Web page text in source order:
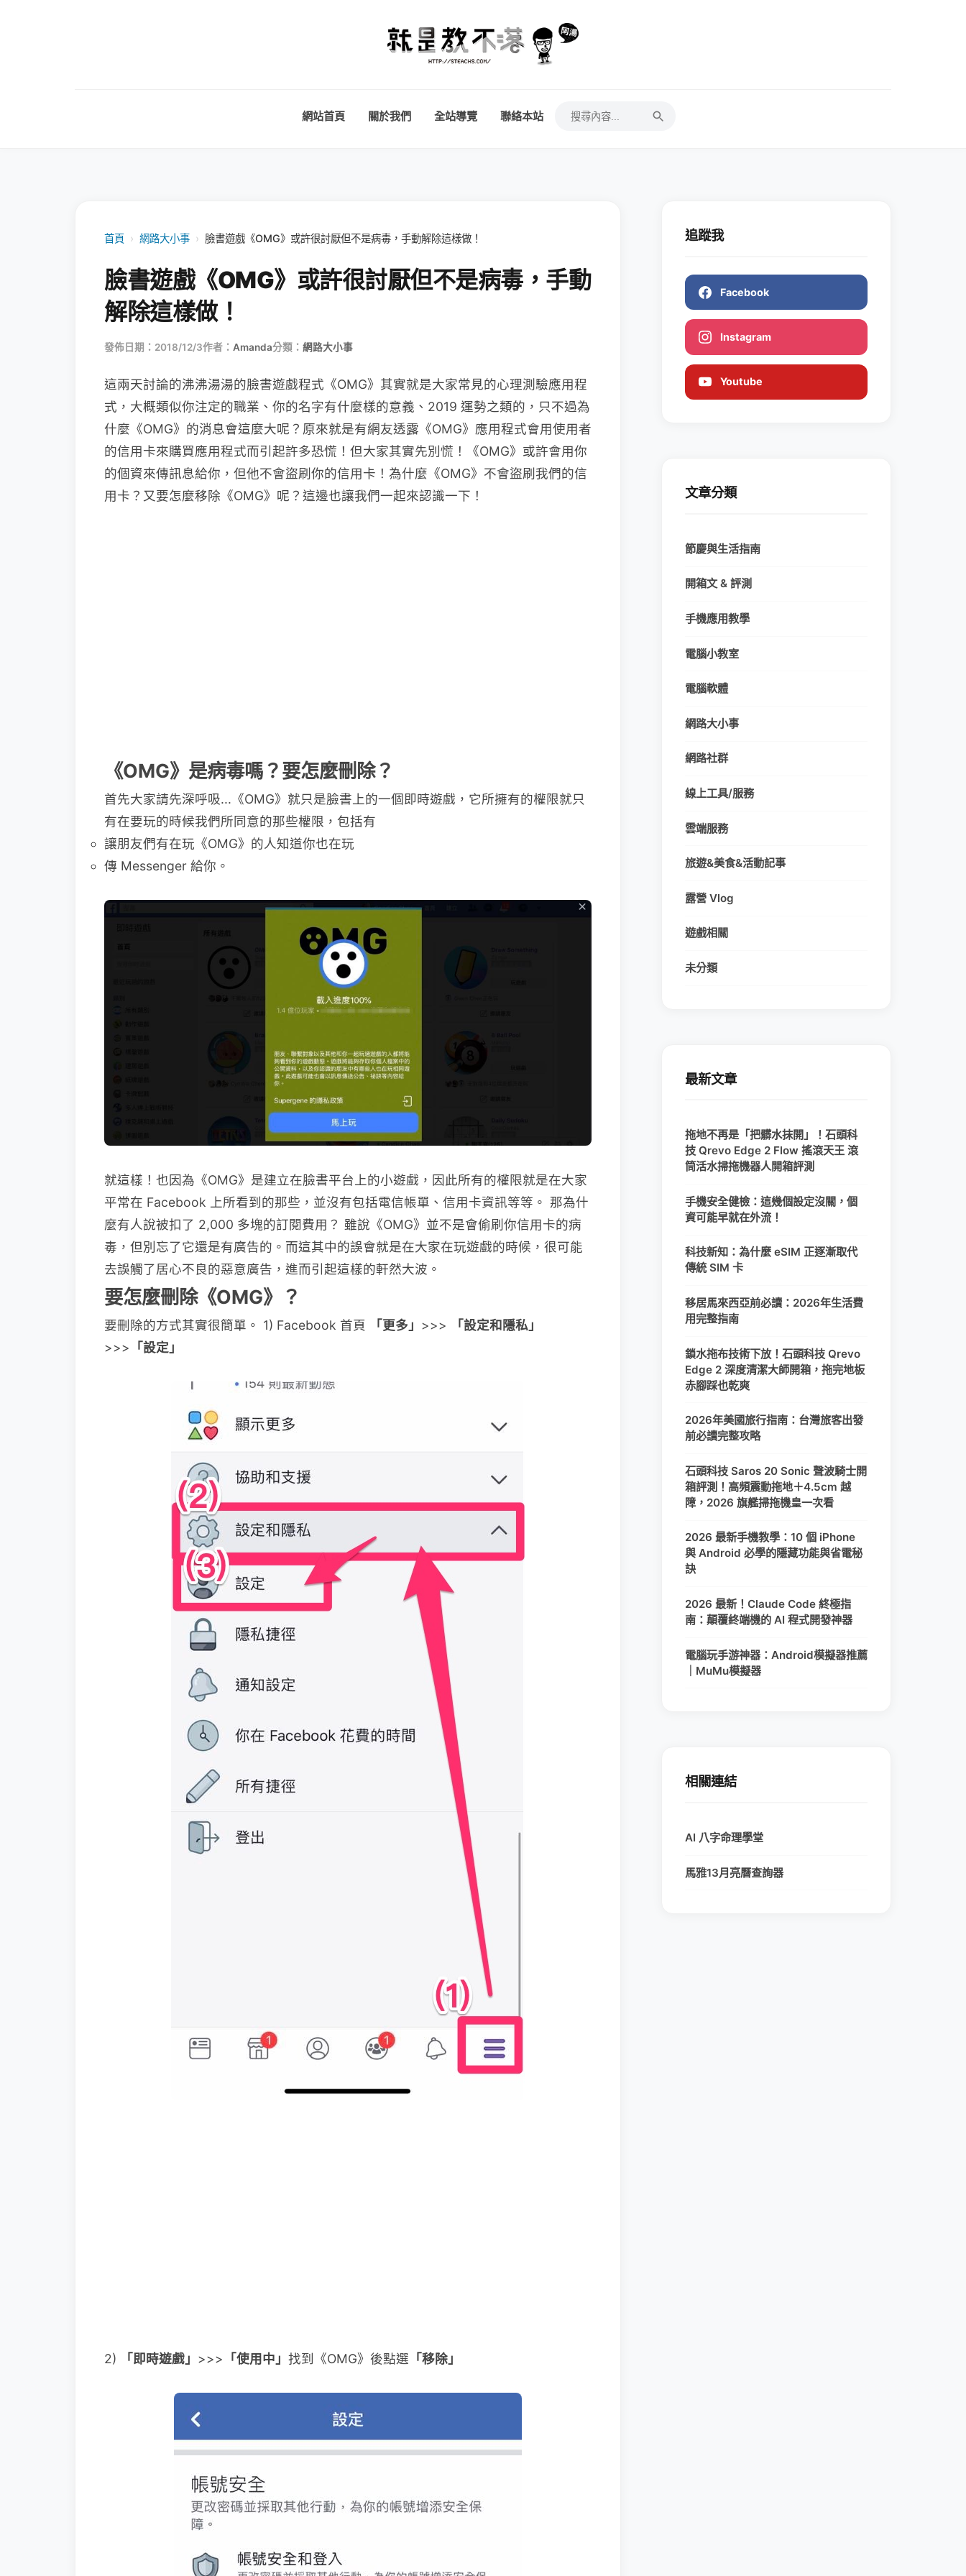
網站首頁 關於我們 全站導覽 聯絡本站
首頁 › 網路大小事 › 臉書遊戲《OMG》或許很討厭但不是病毒，手動解除這樣做！
臉書遊戲《OMG》或許很討厭但不是病毒，手動
解除這樣做！
發佈日期：2018/12/3作者： Amanda分類： 網路大小事
這兩天討論的沸沸湯湯的臉書遊戲程式《OMG》其實就是大家常見的心理測驗應用程
式，大概類似你注定的職業、你的名字有什麼樣的意義、2019 運勢之類的，只不過為
什麼《OMG》的消息會這麼大呢？原來就是有網友透露《OMG》應用程式會用使用者
的信用卡來購買應用程式而引起許多恐慌！但大家其實先別慌！《OMG》或許會用你
的個資來傳訊息給你，但他不會盜刷你的信用卡！為什麼《OMG》不會盜刷我們的信
用卡？又要怎麼移除《OMG》呢？這邊也讓我們一起來認識一下！
《OMG》是病毒嗎？要怎麼刪除？
首先大家請先深呼吸...《OMG》就只是臉書上的一個即時遊戲，它所擁有的權限就只
有在要玩的時候我們所同意的那些權限，包括有
讓朋友們有在玩《OMG》的人知道你也在玩
傳 Messenger 給你。
就這樣！也因為《OMG》是建立在臉書平台上的小遊戲，因此所有的權限就是在大家
平常在 Facebook 上所看到的那些，並沒有包括電信帳單、信用卡資訊等等。 那為什
麼有人說被扣了 2,000 多塊的訂閱費用？ 雖說《OMG》並不是會偷刷你信用卡的病
毒，但別忘了它還是有廣告的。而這其中的誤會就是在大家在玩遊戲的時候，很可能
去誤觸了居心不良的惡意廣告，進而引起這樣的軒然大波。
要怎麼刪除《OMG》？
要刪除的方式其實很簡單。 1) Facebook 首頁 「更多」 >>>
「設定和隱私」
>>> 「設定」
2) 「即時遊戲」 >>> 「使用中」 找到《OMG》後點選 「移除」
追蹤我
Facebook
Instagram
Youtube
文章分類
節慶與生活指南
開箱文 & 評測
手機應用教學
電腦小教室
電腦軟體
網路大小事
網路社群
線上工具/服務
雲端服務
旅遊&美食&活動記事
露營 Vlog
遊戲相關
未分類
最新文章
拖地不再是「把髒水抹開」！石頭科
技 Qrevo Edge 2 Flow 搖滾天王 滾
筒活水掃拖機器人開箱評測
手機安全健檢：這幾個設定沒關，個
資可能早就在外流！
科技新知：為什麼 eSIM 正逐漸取代
傳統 SIM 卡
移居馬來西亞前必讀：2026年生活費
用完整指南
鎖水拖布技術下放！石頭科技 Qrevo
Edge 2 深度清潔大師開箱，拖完地板
赤腳踩也乾爽
2026年美國旅行指南：台灣旅客出發
前必讀完整攻略
石頭科技 Saros 20 Sonic 聲波騎士開
箱評測！高頻震動拖地＋4.5cm 越
障，2026 旗艦掃拖機皇一次看
2026 最新手機教學：10 個 iPhone
與 Android 必學的隱藏功能與省電秘
訣
2026 最新！Claude Code 終極指
南：顛覆終端機的 AI 程式開發神器
電腦玩手游神器：Android模擬器推薦
｜MuMu模擬器
相關連結
AI 八字命理學堂
馬雅13月亮曆查詢器